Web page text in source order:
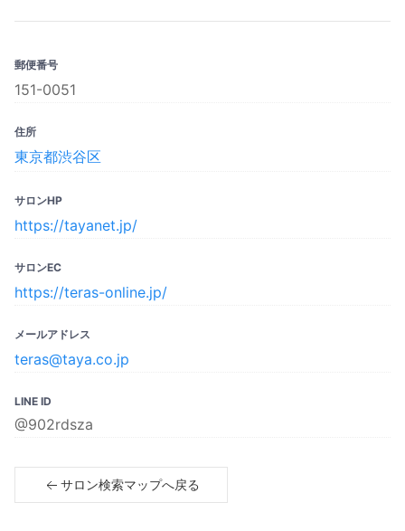
郵便番号
151-0051
住所
東京都渋谷区
サロンHP
https://tayanet.jp/
サロンEC
https://teras-online.jp/
メールアドレス
teras@taya.co.jp
LINE ID
@902rdsza
サロン検索マップへ戻る